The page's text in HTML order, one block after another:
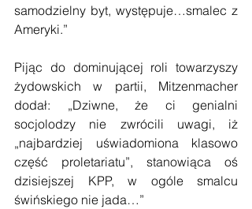
samodzielny byt, występuje…smalec z
Ameryki.”
Pijąc do dominującej roli towarzyszy
żydowskich w partii, Mitzenmacher
dodał: „Dziwne, że ci genialni
socjolodzy nie zwrócili uwagi, iż
„najbardziej uświadomiona klasowo
część proletariatu”, stanowiąca oś
dzisiejszej KPP, w ogóle smalcu
świńskiego nie jada…”